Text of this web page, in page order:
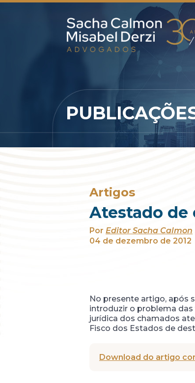
Artigos
Atestado
Por Editor Sacha Calmon
04 de dezembro de 2012
No presente artigo, após
introduzir o problema
jurídica dos chamados
Fisco dos Estados de
Download do artigo